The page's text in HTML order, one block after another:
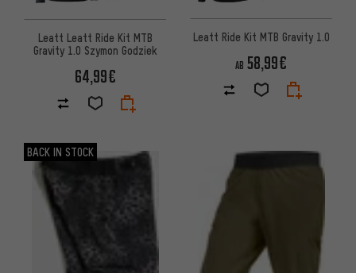
Leatt Leatt Ride Kit MTB
Gravity 1.0 Szymon Godziek
64,99€
Leatt Ride Kit MTB Gravity 1.0
AB 58,99€
BACK IN STOCK